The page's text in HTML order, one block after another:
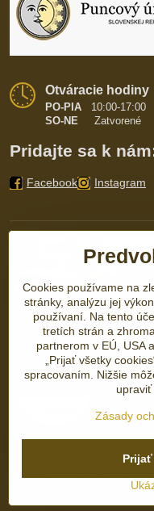
Otváracie hodiny
PO-PIA
10:00-17:00
SO-NE Zatvorené
Pridajte sa k
Facebook Instagram
©
Predvoľby súkromia
Vytvorené
Cookies používame na
stránky, analýzu jej
používaní. Na tento
tretích strán a
partnerom v EÚ, USA
„Prijať všetky
spracovaním. Nižšie
upraviť
Zásady